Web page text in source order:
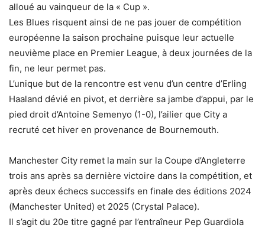
alloué au vainqueur de la « Cup ».
Les Blues risquent ainsi de ne pas jouer de compétition
européenne la saison prochaine puisque leur actuelle
neuvième place en Premier League, à deux journées de la
fin, ne leur permet pas.
L’unique but de la rencontre est venu d’un centre d’Erling
Haaland dévié en pivot, et derrière sa jambe d’appui, par le
pied droit d’Antoine Semenyo (1-0), l’ailier que City a
recruté cet hiver en provenance de Bournemouth.
Manchester City remet la main sur la Coupe d’Angleterre
trois ans après sa dernière victoire dans la compétition, et
après deux échecs successifs en finale des éditions 2024
(Manchester United) et 2025 (Crystal Palace).
Il s’agit du 20e titre gagné par l’entraîneur Pep Guardiola